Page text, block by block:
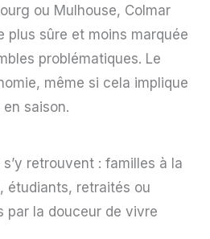
ou Mulhouse, Colmar
plus sûre et moins marquée
problématiques. Le
même si cela implique
saison.
retrouvent : familles à la
étudiants, retraités ou
par la douceur de vivre